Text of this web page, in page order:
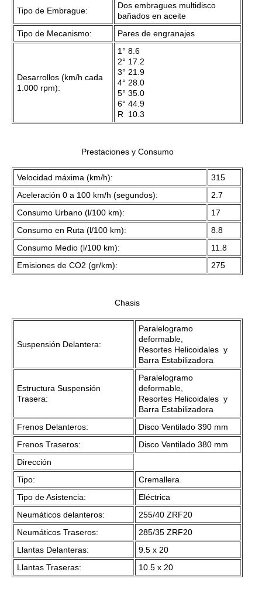
Tipo de Embrague:
Dos embragues multidisco
bañados en aceite
Tipo de Mecanismo:
Pares de engranajes
Desarrollos (km/h cada
1.000 rpm):
1° 8.6
2° 17.2
3° 21.9
4° 28.0
5° 35.0
6° 44.9
R 10.3
Prestaciones y Consumo
Velocidad máxima (km/h):
315
Aceleración 0 a 100 km/h (segundos):
2.7
Consumo Urbano (l/100 km):
17
Consumo en Ruta (l/100 km):
8.8
Consumo Medio (l/100 km):
11.8
Emisiones de CO2 (gr/km):
275
Chasis
Suspensión Delantera:
Paralelogramo
deformable,
Resortes Helicoidales y
Barra Estabilizadora
Estructura Suspensión
Trasera:
Paralelogramo
deformable,
Resortes Helicoidales y
Barra Estabilizadora
Frenos Delanteros:
Disco Ventilado 390 mm
Frenos Traseros:
Disco Ventilado 380 mm
Dirección
Tipo:
Cremallera
Tipo de Asistencia:
Eléctrica
Neumáticos delanteros:
255/40 ZRF20
Neumáticos Traseros:
285/35 ZRF20
Llantas Delanteras:
9.5 x 20
Llantas Traseras:
10.5 x 20